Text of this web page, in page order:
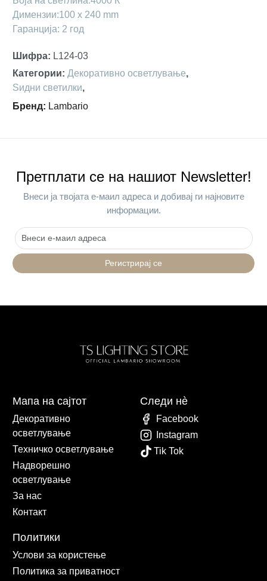
Димензии:100 x 240 mm
Гаранција: 2 год
Шифра: L124-03
Категории: Декоративно осветлување,
Ѕидни светилки,
Бренд: Lambario
Претплати се на нашиот Newsletter!
Внеси ја твојата е-маил адреса и добивај ги најновите
информации.
Регистрирај се
Мапа на сајтот
Декоративно
осветлување
Техничко осветлување
Надворешно
осветлување
За нас
Контакт
Политики
Услови за користење
Политика за приватност
Следи нè
Facebook
Instagram
Tik Tok